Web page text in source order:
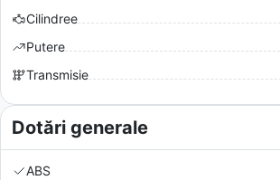
Cilindree
Putere
Transmisie
Dotări generale
ABS